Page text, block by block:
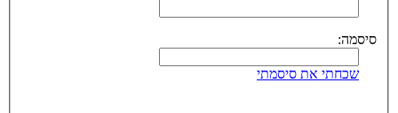
סיסמה:
שכחתי את סיסמתי